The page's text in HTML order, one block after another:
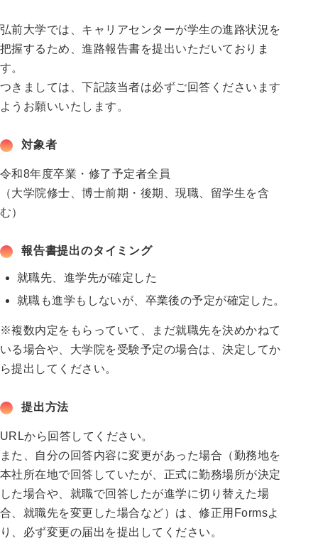
弘前大学では、キャリアセンターが学生の進路状況を
把握するため、進路報告書を提出いただいておりま
す。
つきましては、下記該当者は必ずご回答くださいます
ようお願いいたします。
対象者
令和8年度卒業・修了予定者全員
（大学院修士、博士前期・後期、現職、留学生を含
む）
報告書提出のタイミング
就職先、進学先が確定した
就職も進学もしないが、卒業後の予定が確定した。
※複数内定をもらっていて、まだ就職先を決めかねて
いる場合や、大学院を受験予定の場合は、決定してか
ら提出してください。
提出方法
URLから回答してください。
また、自分の回答内容に変更があった場合（勤務地を
本社所在地で回答していたが、正式に勤務場所が決定
した場合や、就職で回答したが進学に切り替えた場
合、就職先を変更した場合など）は、修正用Formsよ
り、必ず変更の届出を提出してください。